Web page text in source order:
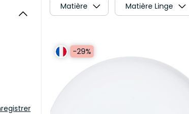
Matière Matière Linge
-29%